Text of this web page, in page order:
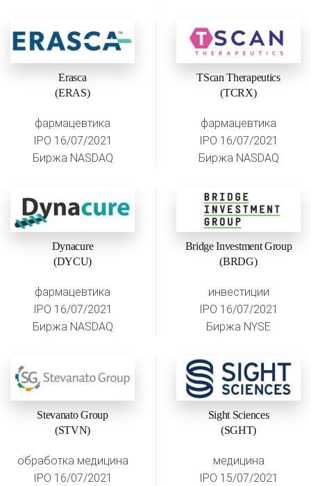
Erasca
(ERAS)
фармацевтика
IPO 16/07/2021
Биржа NASDAQ
TScan Therapeutics
(TCRX)
фармацевтика
IPO 16/07/2021
Биржа NASDAQ
Dynacure
(DYCU)
фармацевтика
IPO 16/07/2021
Биржа NASDAQ
Bridge Investment Group
(BRDG)
инвестиции
IPO 16/07/2021
Биржа NYSE
Stevanato Group
(STVN)
обработка медицина
IPO 16/07/2021
Sight Sciences
(SGHT)
медицина
IPO 15/07/2021